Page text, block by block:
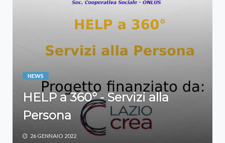
NEWS
HELP a 360° - Servizi alla
Persona
26 GENNAIO 2022